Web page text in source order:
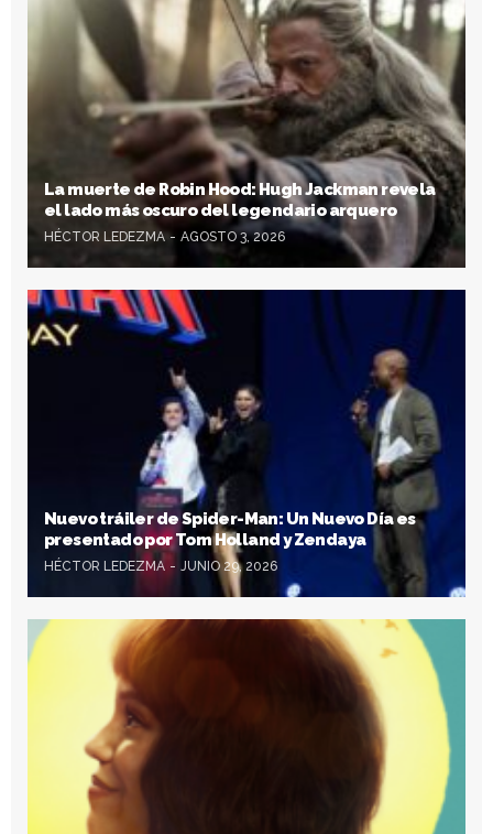
La muerte de Robin Hood: Hugh Jackman revela
el lado más oscuro del legendario arquero
HÉCTOR LEDEZMA AGOSTO 3, 2026
Nuevo tráiler de Spider-Man: Un Nuevo Día es
presentado por Tom Holland y Zendaya
HÉCTOR LEDEZMA JUNIO 29, 2026